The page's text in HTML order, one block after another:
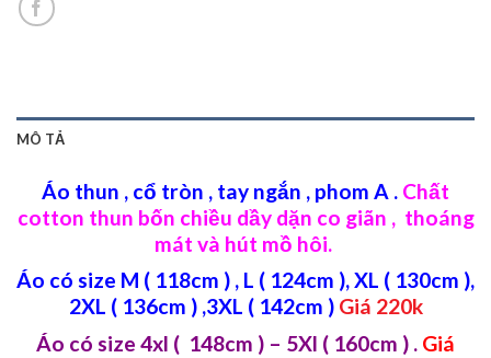
MÔ TẢ
Áo thun , cổ tròn , tay ngắn , phom A . Chất
cotton thun bốn chiều dầy dặn co giãn , thoáng
mát và hút mồ hôi.
Áo có size M ( 118cm ) , L ( 124cm ), XL ( 130cm ),
2XL ( 136cm ) ,3XL ( 142cm ) Giá 220k
Áo có size 4xl ( 148cm ) – 5Xl ( 160cm ) . Giá